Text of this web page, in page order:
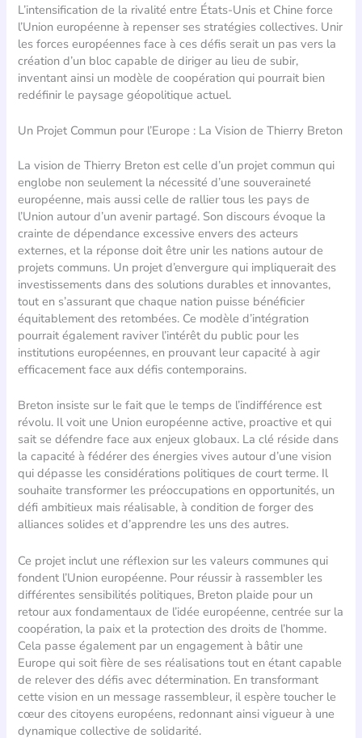
L’intensification de la rivalité entre États-Unis et Chine force
l’Union européenne à repenser ses stratégies collectives. Unir
les forces européennes face à ces défis serait un pas vers la
création d’un bloc capable de diriger au lieu de subir,
inventant ainsi un modèle de coopération qui pourrait bien
redéfinir le paysage géopolitique actuel.
Un Projet Commun pour l’Europe : La Vision de Thierry Breton
La vision de Thierry Breton est celle d’un projet commun qui
englobe non seulement la nécessité d’une souveraineté
européenne, mais aussi celle de rallier tous les pays de
l’Union autour d’un avenir partagé. Son discours évoque la
crainte de dépendance excessive envers des acteurs
externes, et la réponse doit être unir les nations autour de
projets communs. Un projet d’envergure qui impliquerait des
investissements dans des solutions durables et innovantes,
tout en s’assurant que chaque nation puisse bénéficier
équitablement des retombées. Ce modèle d’intégration
pourrait également raviver l’intérêt du public pour les
institutions européennes, en prouvant leur capacité à agir
efficacement face aux défis contemporains.
Breton insiste sur le fait que le temps de l’indifférence est
révolu. Il voit une Union européenne active, proactive et qui
sait se défendre face aux enjeux globaux. La clé réside dans
la capacité à fédérer des énergies vives autour d’une vision
qui dépasse les considérations politiques de court terme. Il
souhaite transformer les préoccupations en opportunités, un
défi ambitieux mais réalisable, à condition de forger des
alliances solides et d’apprendre les uns des autres.
Ce projet inclut une réflexion sur les valeurs communes qui
fondent l’Union européenne. Pour réussir à rassembler les
différentes sensibilités politiques, Breton plaide pour un
retour aux fondamentaux de l’idée européenne, centrée sur la
coopération, la paix et la protection des droits de l’homme.
Cela passe également par un engagement à bâtir une
Europe qui soit fière de ses réalisations tout en étant capable
de relever des défis avec détermination. En transformant
cette vision en un message rassembleur, il espère toucher le
cœur des citoyens européens, redonnant ainsi vigueur à une
dynamique collective de solidarité.